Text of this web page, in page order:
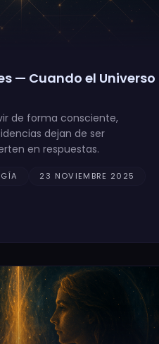
— Cuando el Universo
de forma consciente,
dejan de ser
en respuestas.
23 NOVIEMBRE 2025